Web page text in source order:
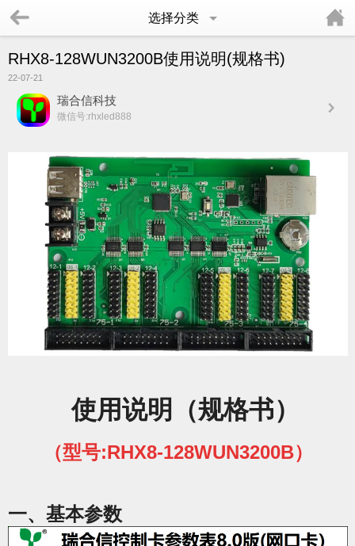
选择分类
RHX8-128WUN3200B使用说明(规格书)
22-07-21
瑞合信科技
微信号:rhxled888
使用说明（规格书）
（型号:RHX8-128WUN3200B）
一、 基本参数